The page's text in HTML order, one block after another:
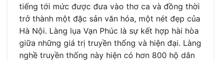
tiếng tới mức được đưa vào thơ ca và đồng thời
trở thành một đặc sản văn hóa, một nét đẹp của
Hà Nội. Làng lụa Vạn Phúc là sự kết hợp hài hòa
giữa những giá trị truyền thống và hiện đại. Làng
nghề truyền thống này hiện có hơn 800 hộ dân